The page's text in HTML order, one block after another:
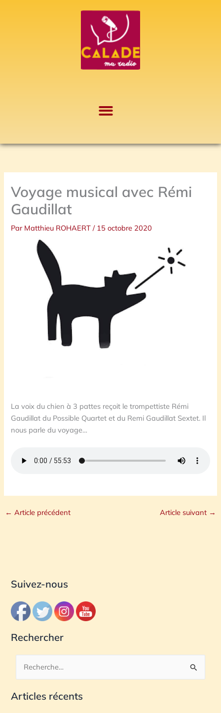
Voyage musical avec Rémi
Gaudillat
Par Matthieu ROHAERT/ 15 octobre 2020
La voix du chien à 3 pattes reçoit le trompettiste Rémi
Gaudillat du Possible Quartet et du Remi Gaudillat Sextet. Il
nous parle du voyage…
← Article précédent Article suivant →
Suivez-nous
Rechercher
c
Articles récents